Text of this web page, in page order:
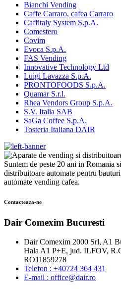
Bianchi Vending
Caffe Carraro, cafea Carraro
Caffitaly System S.p.A.
Comestero
Covim
Evoca S.p.A.
FAS Vending
Innovative Technology Ltd
Luigi Lavazza S.p.A.
PRONTOFOODS S.p.A.
Quamar S.r.l.
Rhea Vendors Group S.p.A.
S.V. Italia SAB
SaGa Coffee S.p.A.
Tosteria Italiana DAIR
Suntem de peste 20 ani in Romania
distribuitoare automate pentru
automate vending cafea.
Contacteaza-ne
Dair Comexim Bucuresti
Dair Comexim 2000 Srl, A1
Hala A1 P+E, jud. ILFOV,
RO11859278
Telefon : +40724 364 431
E-mail : office@dair.ro